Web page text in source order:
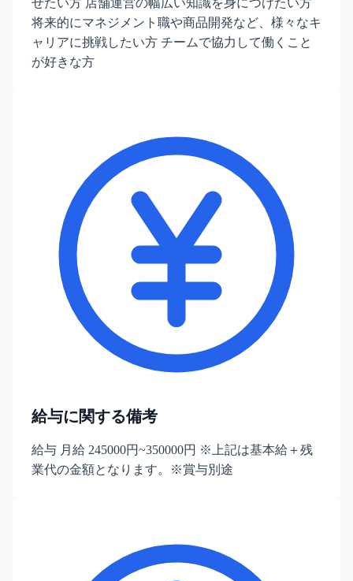
せたい方 店舗運営の幅広い知識を身につけたい方
将来的にマネジメント職や商品開発など、様々なキ
ャリアに挑戦したい方 チームで協力して働くこと
が好きな方
給与に関する備考
給与 月給 245000円~350000円 ※上記は基本給＋残
業代の金額となります。※賞与別途